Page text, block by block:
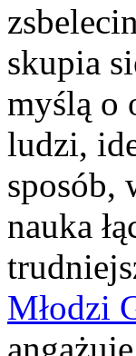
skupia
myślą o
ludzi,
sposób,
nauka
Młodzi